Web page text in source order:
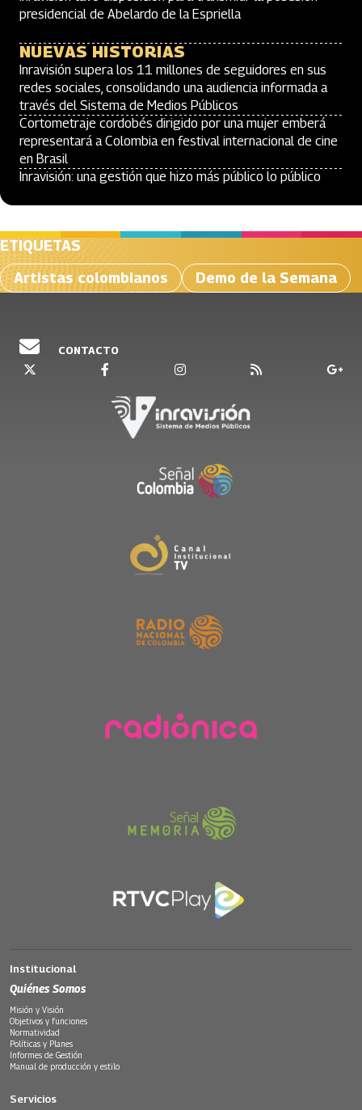
presidencial de Abelardo de la Espriella
NUEVAS HISTORIAS
Inravisión supera los 11 millones de seguidores en sus
redes sociales, consolidando una audiencia informada a
través del Sistema de Medios Públicos
Cortometraje cordobés dirigido por una mujer emberá
representará a Colombia en festival internacional de cine
en Brasil
Inravisión: una gestión que hizo más público lo público
ETIQUETAS
Artistas colombianos
Demo de la Semana
CONTACTO
Institucional
Quiénes Somos
Misión y Visión
Objetivos y funciones
Normatividad
Políticas y Planes
Informes de Gestión
Manual de producción y estilo
Servicios